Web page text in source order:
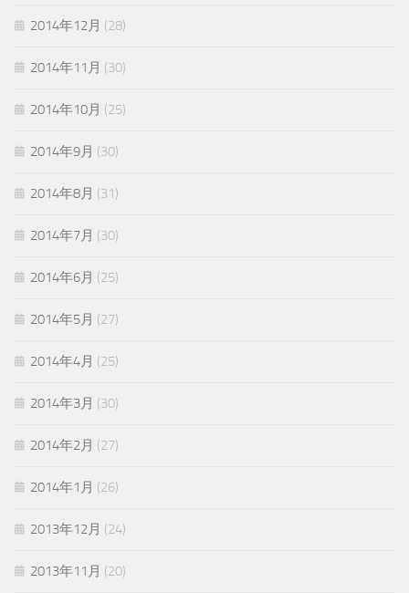
2014年12月 (28)
2014年11月 (30)
2014年10月 (25)
2014年9月 (30)
2014年8月 (31)
2014年7月 (30)
2014年6月 (25)
2014年5月 (27)
2014年4月 (25)
2014年3月 (30)
2014年2月 (27)
2014年1月 (26)
2013年12月 (24)
2013年11月 (20)